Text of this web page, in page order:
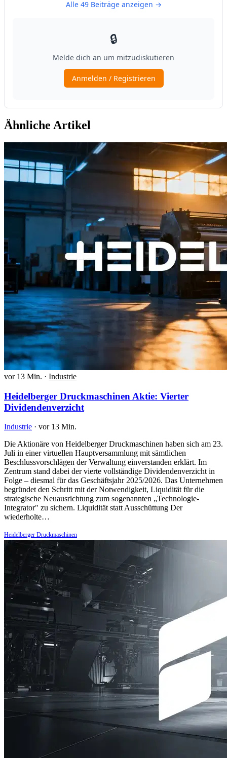
Ähnliche Artikel
vor 13 Min. · Industrie
Heidelberger Druckmaschinen Aktie: Vierter
Dividendenverzicht
Industrie · vor 13 Min.
Die Aktionäre von Heidelberger Druckmaschinen haben sich am 23.
Juli in einer virtuellen Hauptversammlung mit sämtlichen
Beschlussvorschlägen der Verwaltung einverstanden erklärt. Im
Zentrum stand dabei der vierte vollständige Dividendenverzicht in
Folge – diesmal für das Geschäftsjahr 2025/2026. Das Unternehmen
begründet den Schritt mit der Notwendigkeit, Liquidität für die
strategische Neuausrichtung zum sogenannten „Technologie-
Integrator" zu sichern. Liquidität statt Ausschüttung Der
wiederholte…
Heidelberger Druckmaschinen